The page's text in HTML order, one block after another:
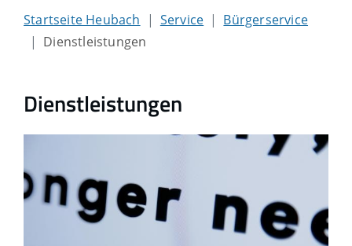
Startseite Heubach Service
Bürgerservice
Dienstleistungen
Dienstleistungen